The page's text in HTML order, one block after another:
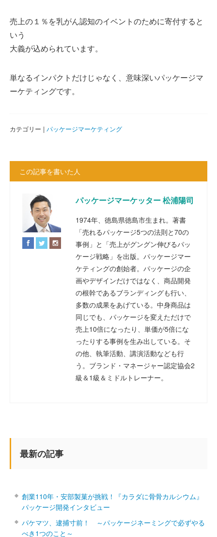
売上の１％を乳がん認知のイベントのために寄付すると
いう
大義が込められています。
単なるインパクトだけじゃなく、意味深いパッケージマ
ーケティングです。
カテゴリー | パッケージマーケティング
この記事を書いた人
パッケージマーケッター 松浦陽司
1974年、徳島県徳島市生まれ。著書
「売れるパッケージ5つの法則と70の
事例」と「売上がグングン伸びるパッ
ケージ戦略」を出版。パッケージマー
ケティングの創始者。パッケージの企
画やデザインだけではなく、商品開発
の根幹であるブランディングも行い、
多数の成果をあげている。中身商品は
同じでも、パッケージを変えただけで
売上10倍になったり、単価が5倍にな
ったりする事例を生み出している。そ
の他、執筆活動、講演活動なども行
う。ブランド・マネージャー認定協会2
級＆1級＆ミドルトレーナー。
最新の記事
創業110年・安部製菓が挑戦！『カラダに骨骨カルシウム』
パッケージ開発インタビュー
パケマツ、逮捕寸前！ ～パッケージネーミングで必ずやる
べき1つのこと～